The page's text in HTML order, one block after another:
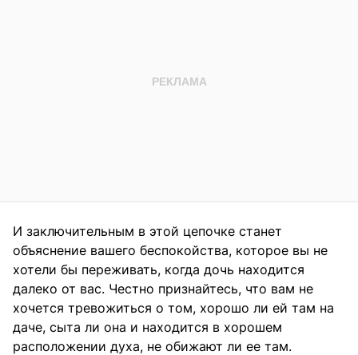
И заключительным в этой цепочке станет
объяснение вашего беспокойства, которое вы не
хотели бы переживать, когда дочь находится
далеко от вас. Честно признайтесь, что вам не
хочется тревожиться о том, хорошо ли ей там на
даче, сыта ли она и находится в хорошем
расположении духа, не обижают ли ее там.